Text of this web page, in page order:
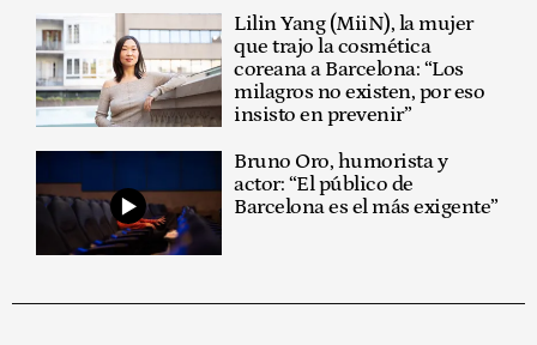
Lilin Yang (MiiN), la mujer
que trajo la cosmética
coreana a Barcelona: “Los
milagros no existen, por eso
insisto en prevenir”
Bruno Oro, humorista y
actor: “El público de
Barcelona es el más exigente”